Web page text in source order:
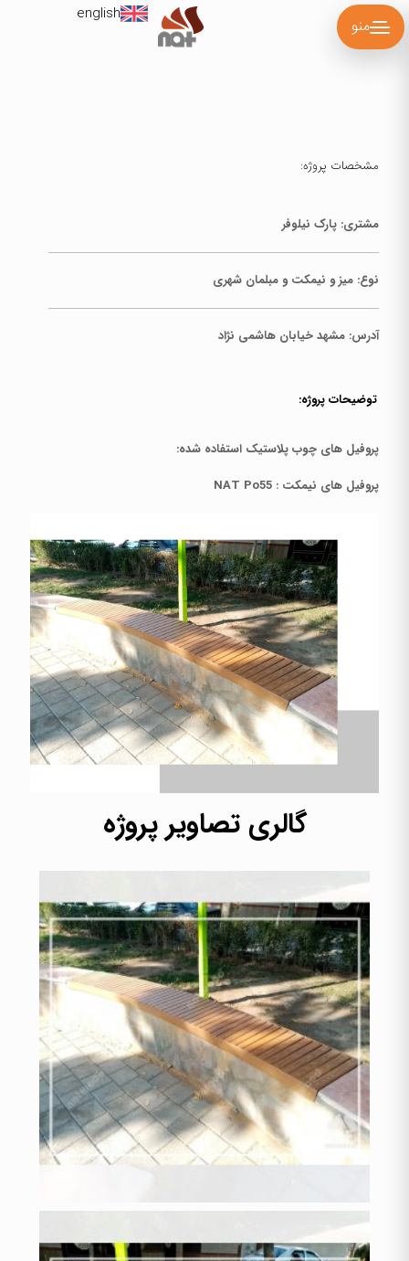
منو
english
مشخصات پروژه:
مشتری: پارک نیلوفر
نوع: میز و نیمکت و مبلمان شهری
آدرس: مشهد خیابان هاشمی نژاد
توضیحات پروژه:
پروفیل های چوب پلاستیک استفاده شده:
پروفیل های نیمکت : NAT Po55
گالری تصاویر پروژه